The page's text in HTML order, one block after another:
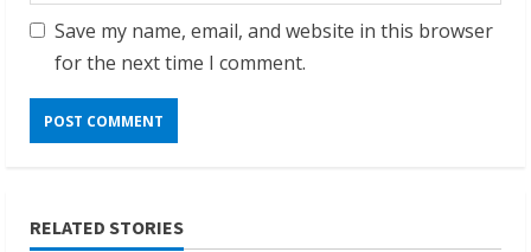
Save my name, email, and website in this browser
for the next time I comment.
RELATED STORIES